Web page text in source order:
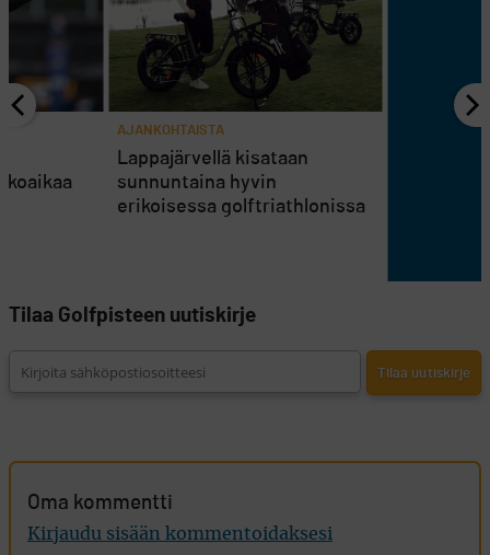
AJANKOHTAISTA
Lappajärvellä kisataan
sunnuntaina hyvin
erikoisessa golftriathlonissa
Tilaa Golfpisteen uutiskirje
Oma kommentti
Kirjaudu sisään kommentoidaksesi